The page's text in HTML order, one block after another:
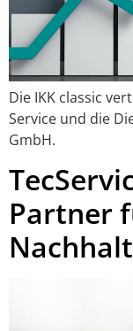
Die IKK classic
Service und die
GmbH.
Partner